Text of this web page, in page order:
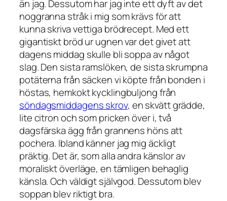
än jag. Dessutom har jag inte ett dyft av det
noggranna stråk i mig som krävs för att
kunna skriva vettiga brödrecept. Med ett
gigantiskt bröd ur ugnen var det givet att
dagens middag skulle bli soppa av något
slag. Den sista ramslöken, de sista skrumpna
potäterna från säcken vi köpte från bonden i
höstas, hemkokt kycklingbuljong från
söndagsmiddagens skrov, en skvätt grädde,
lite citron och som pricken över i, två
dagsfärska ägg från grannens höns att
pochera. Ibland känner jag mig äckligt
präktig. Det är, som alla andra känslor av
moraliskt överläge, en tämligen behaglig
känsla. Och väldigt självgod. Dessutom blev
soppan blev riktigt bra.